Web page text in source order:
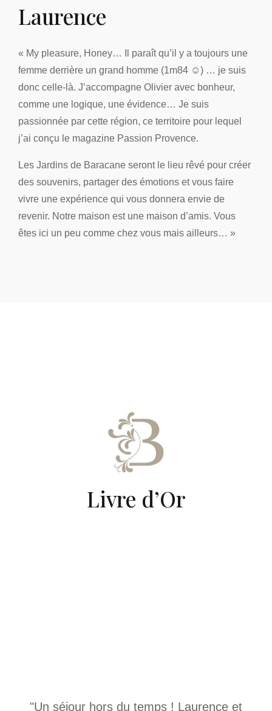
Laurence
« My pleasure, Honey… Il paraît qu’il y a toujours une
femme derrière un grand homme (1m84 ☺) … je suis
donc celle-là. J’accompagne Olivier avec bonheur,
comme une logique, une évidence… Je suis
passionnée par cette région, ce territoire pour lequel
j’ai conçu le magazine Passion Provence.
Les Jardins de Baracane seront le lieu rêvé pour créer
des souvenirs, partager des émotions et vous faire
vivre une expérience qui vous donnera envie de
revenir. Notre maison est une maison d’amis. Vous
êtes ici un peu comme chez vous mais ailleurs… »
Livre d’Or
"Un séjour hors du temps ! Laurence et